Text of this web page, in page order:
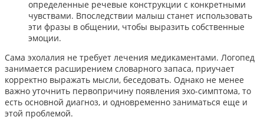
определенные речевые конструкции с конкретными
чувствами. Впоследствии малыш станет использовать
эти фразы в общении, чтобы выразить собственные
эмоции.
Сама эхолалия не требует лечения медикаментами. Логопед
занимается расширением словарного запаса, приучает
корректно выражать мысли, беседовать. Однако не менее
важно уточнить первопричину появления эхо-симптома, то
есть основной диагноз, и одновременно заниматься еще и
этой проблемой.